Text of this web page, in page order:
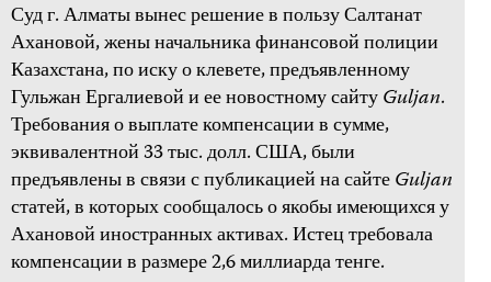
Суд г. Алматы вынес решение в пользу Салтанат
Ахановой, жены начальника финансовой полиции
Казахстана, по иску о клевете, предъявленному
Гульжан Ергалиевой и ее новостному сайтуGuljan.
Требования о выплате компенсации в сумме,
эквивалентной 33 тыс. долл. США, были
предъявлены в связи с публикацией на сайтеGuljan
статей, в которых сообщалось о якобы имеющихся у
Ахановой иностранных активах. Истец требовала
компенсации в размере 2,6 миллиарда тенге.